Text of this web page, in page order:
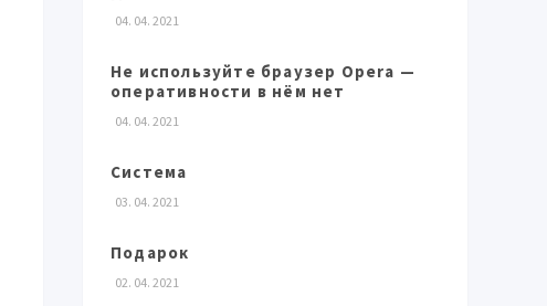
04. 04. 2021
Не используйте браузер Opera —
оперативности в нём нет
04. 04. 2021
Система
03. 04. 2021
Подарок
02. 04. 2021